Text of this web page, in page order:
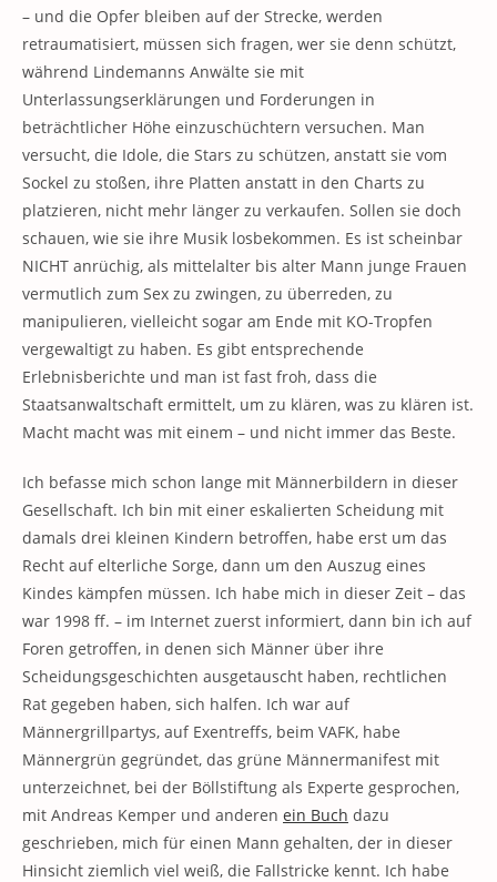
– und die Opfer bleiben auf der Strecke, werden
retraumatisiert, müssen sich fragen, wer sie denn schützt,
während Lindemanns Anwälte sie mit
Unterlassungserklärungen und Forderungen in
beträchtlicher Höhe einzuschüchtern versuchen. Man
versucht, die Idole, die Stars zu schützen, anstatt sie vom
Sockel zu stoßen, ihre Platten anstatt in den Charts zu
platzieren, nicht mehr länger zu verkaufen. Sollen sie doch
schauen, wie sie ihre Musik losbekommen. Es ist scheinbar
NICHT anrüchig, als mittelalter bis alter Mann junge Frauen
vermutlich zum Sex zu zwingen, zu überreden, zu
manipulieren, vielleicht sogar am Ende mit KO-Tropfen
vergewaltigt zu haben. Es gibt entsprechende
Erlebnisberichte und man ist fast froh, dass die
Staatsanwaltschaft ermittelt, um zu klären, was zu klären ist.
Macht macht was mit einem – und nicht immer das Beste.
Ich befasse mich schon lange mit Männerbildern in dieser
Gesellschaft. Ich bin mit einer eskalierten Scheidung mit
damals drei kleinen Kindern betroffen, habe erst um das
Recht auf elterliche Sorge, dann um den Auszug eines
Kindes kämpfen müssen. Ich habe mich in dieser Zeit – das
war 1998 ff. – im Internet zuerst informiert, dann bin ich auf
Foren getroffen, in denen sich Männer über ihre
Scheidungsgeschichten ausgetauscht haben, rechtlichen
Rat gegeben haben, sich halfen. Ich war auf
Männergrillpartys, auf Exentreffs, beim VAFK, habe
Männergrün gegründet, das grüne Männermanifest mit
unterzeichnet, bei der Böllstiftung als Experte gesprochen,
mit Andreas Kemper und anderen ein Buch dazu
geschrieben, mich für einen Mann gehalten, der in dieser
Hinsicht ziemlich viel weiß, die Fallstricke kennt. Ich habe